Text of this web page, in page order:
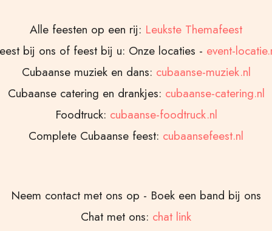
Alle feesten op een rij: Leukste Themafeest
bij ons of feest bij u: Onze locaties - event-
Cubaanse muziek en dans: cubaanse-muziek.nl
Cubaanse catering en drankjes: cubaanse-catering.nl
Foodtruck: cubaanse-foodtruck.nl
Complete Cubaanse feest: cubaansefeest.nl
Neem contact met ons op - Boek een band bij ons
Chat met ons: chat link